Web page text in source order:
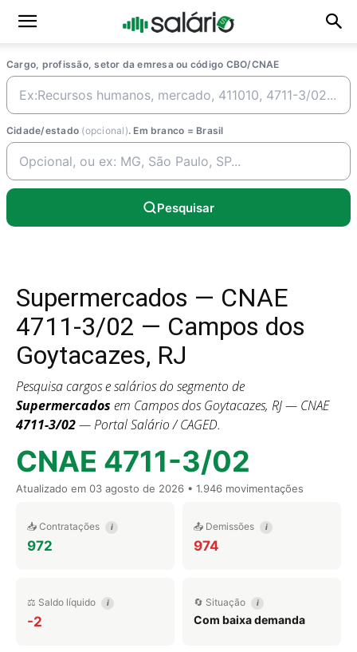
Cargo, profissão, setor da emresa ou código CBO/CNAE
Cidade/estado (opcional). Em branco = Brasil
Pesquisar
Supermercados — CNAE
4711-3/02 — Campos dos
Goytacazes, RJ
Pesquisa cargos e salários do segmento de
Supermercados em Campos dos Goytacazes, RJ — CNAE
4711-3/02— Portal Salário / CAGED.
CNAE 4711-3/02
Atualizado em 03 agosto de 2026 • 1.946 movimentações
📥 Contratações i
972
📤 Demissões i
974
⚖️ Saldo líquido i
-2
🔄 Situação i
Com baixa demanda